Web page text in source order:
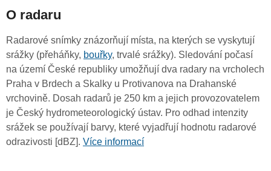
O radaru
Radarové snímky znázorňují místa, na kterých se vyskytují
srážky (přeháňky, bouřky, trvalé srážky). Sledování počasí
na území České republiky umožňují dva radary na vrcholech
Praha v Brdech a Skalky u Protivanova na Drahanské
vrchovině. Dosah radarů je 250 km a jejich provozovatelem
je Český hydrometeorologický ústav. Pro odhad intenzity
srážek se používají barvy, které vyjadřují hodnotu radarové
odrazivosti [dBZ]. Více informací